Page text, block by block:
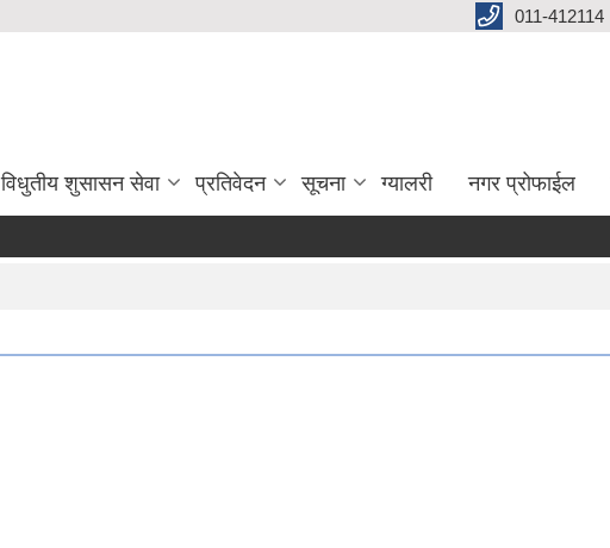
011-412114
विधुतीय शुसासन सेवा प्रतिवेदन सूचना ग्यालरी नगर प्रोफाईल